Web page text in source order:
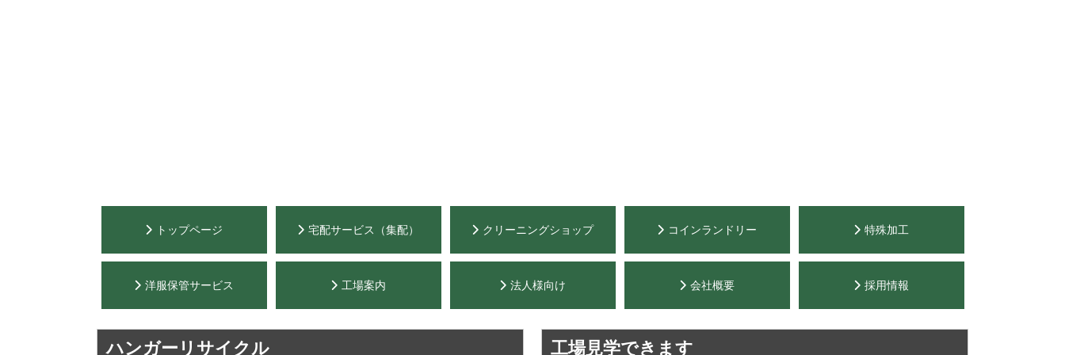
トップページ 宅配サービス（集配） クリーニングショップ コインランドリー 特殊加工
洋服保管サービス 工場案内 法人様向け 会社概要 採用情報
ハンガーリサイクル 工場見学できます